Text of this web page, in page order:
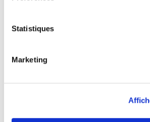
Statistiques
Marketing
musicien,
pas
Quand on
change on
loin et votre
surprend
vif plaisir.
ménage